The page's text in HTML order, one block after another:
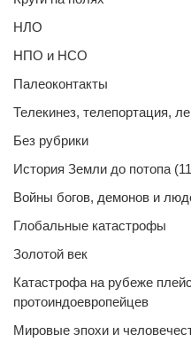
НЛО
НПО и НСО
Палеоконтакты
Телекинез, телепортация,
Без рубрики
История Земли до потопа
Войны богов, демонов и
Глобальные катастрофы
Золотой век
Катастрофа на рубеже
протоиндоевропейцев
Мировые эпохи и